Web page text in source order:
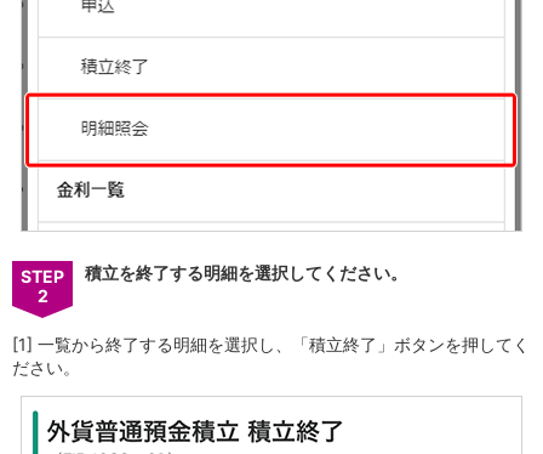
支払・入金・サービス
支払・入金TOP
AEON Pay
口座振替サービス
自動入金サービス
スマホ決済アプリ
公営競技
サービス
相続・税務のご相談
電子マネーWAON
セキュリティ
インボイス
手数料
STEP
2
積立を終了する明細を選択してください。
[1] 一覧から終了する明細を選択し、「積立終了」ボタンを押してく
ださい。